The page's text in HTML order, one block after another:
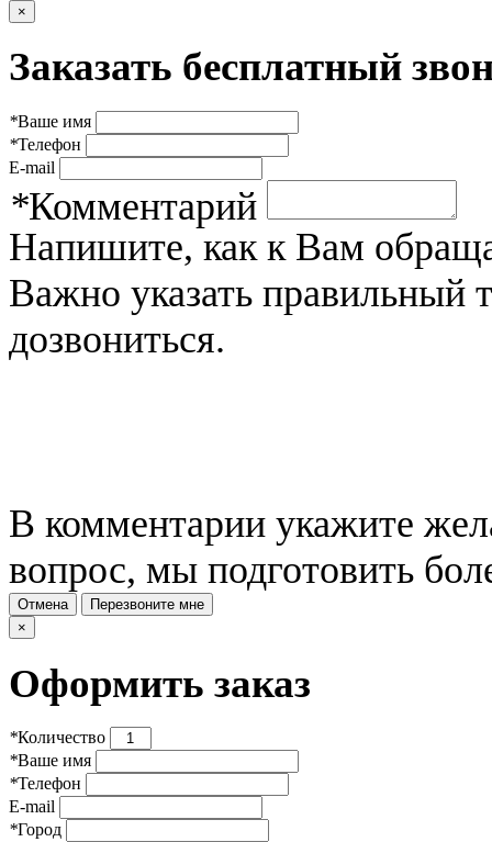
×
Заказать бесплатный
*Ваше имя
*Телефон
E-mail
*Комментарий
Напишите, как к Вам
Важно указать
дозвониться.
В комментарии укажите
вопрос, мы подготовить
Отмена
Перезвоните мне
×
Оформить заказ
*Количество
*Ваше имя
*Телефон
E-mail
*Город